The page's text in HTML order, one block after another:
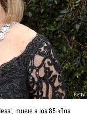
Getty
muere a los 85 años